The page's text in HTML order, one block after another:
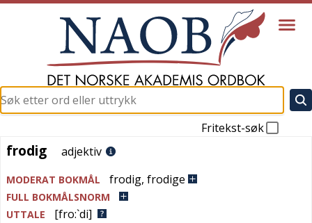
Fritekst-søk
frodig
frodig adjektiv
MODERAT BOKMÅL frodig, frodige
FULL BOKMÅLSNORM
UTTALE
[fro:`di]